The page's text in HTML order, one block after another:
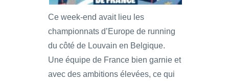
Ce week-end avait lieu les
championnats d’Europe de running
du côté de Louvain en Belgique.
Une équipe de France bien garnie et
avec des ambitions élevées, ce qui